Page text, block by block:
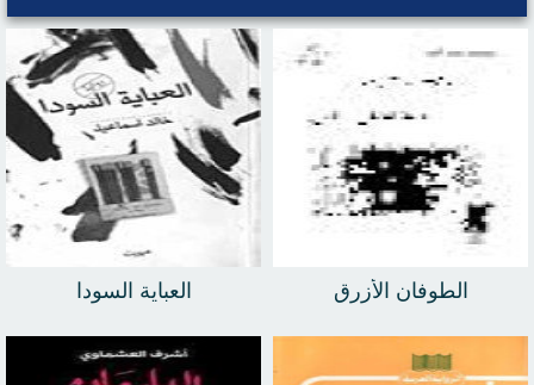
الطوفان الأزرق العباية السودا